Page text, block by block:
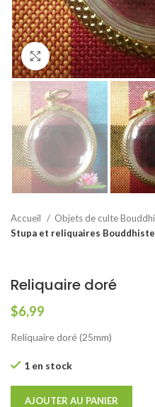
Agrandir
Accueil
Objets de culte
Stupa et reliquaires
Reliquaire doré
$6,99
Reliquaire doré (25mm)
1 en stock
AJOUTER AU PANIER